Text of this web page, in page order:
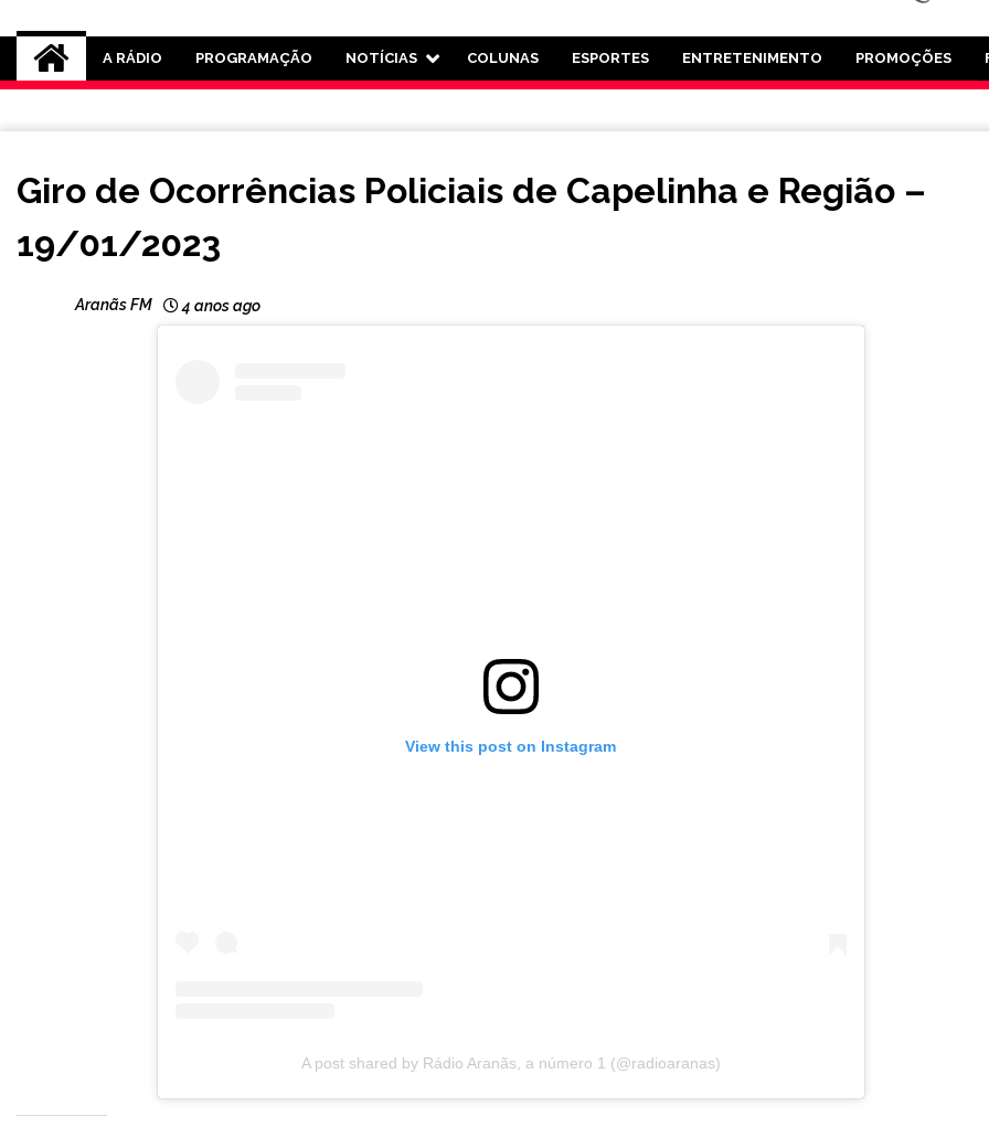
Rádio Aranãs 105.3
A RÁDIO PROGRAMAÇÃO NOTÍCIAS COLUNAS ESPORTES ENTRETENIMENTO PROMOÇÕES
NOTÍCIAS
Giro de Ocorrências Policiais de Capelinha e Região –
19/01/2023
Aranãs FM 4 anos ago
View this post on Instagram
A post shared by Rádio Aranãs, a número 1 (@radioaranas)